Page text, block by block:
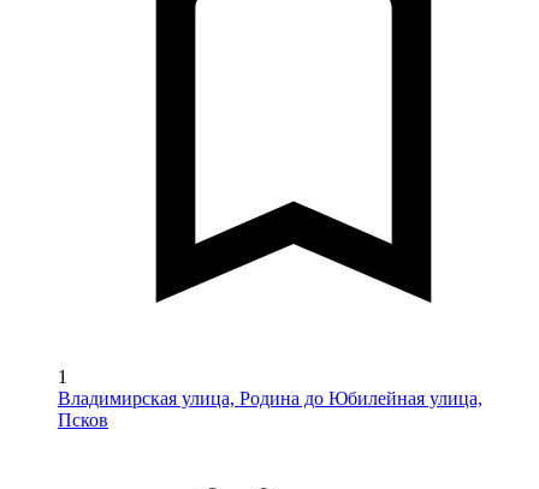
1
Владимирская улица, Родина до Юбилейная улица,
Псков